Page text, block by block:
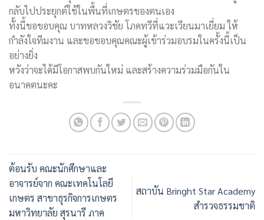
กลับไปประยุกต์ใช้ในพื้นที่เกษตรของตนเอง
ทั้งนี้ขอขอบคุณ บาทหลวงวิชัย โภคทวีที่แวะเวียนมาเยี่ยม ให้
กำลังใจทีมงาน และขอขอบคุณคณะผู้เข้าร่วมอบรมในครั้งนี้เป็น
อย่างยิ่ง
หวังว่าจะได้มีโอกาสพบกันใหม่ และสร้างความร่วมมือกันใน
อนาคตนะคะ
ต้อนรับ คณะนักศึกษาและ
อาจารย์จาก คณะเทคโนโลยี
เกษตร สาขาธุรกิจการเกษตร
มหาวิทยาลัย สุรนารี ภาค
สถาบัน Bringht Star Academy
สำรวจธรรมชาติ